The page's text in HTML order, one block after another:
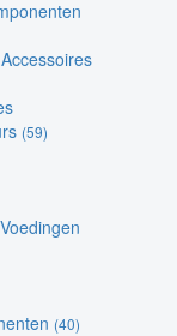
(59)
(40)